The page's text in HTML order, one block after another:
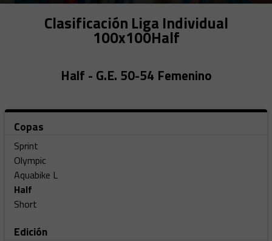
Clasificación Liga Individual
100x100Half
Half - G.E. 50-54 Femenino
Copas
Sprint
Olympic
Aquabike L
Half
Short
Edición